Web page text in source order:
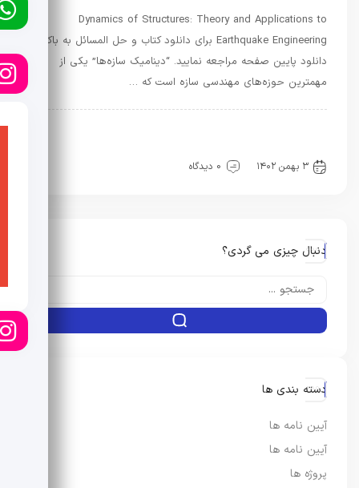
Dynamics of Structures: Theory and Applications to
Earthquake Engineering برای دانلود کتاب و حل المسائل به باکس
دانلود پایین صفحه مراجعه نمایید. “دینامیک سازه‌ها” یکی از
مهمترین حوزه‌های مهندسی سازه است که …
۳ بهمن ۱۴۰۲
0 دیدگاه
دنبال چیزی می گردی؟
دسته بندی ها
آیین نامه ها
آیین نامه ها
پروژه ها